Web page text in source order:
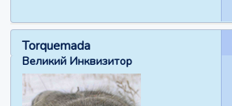
Torquemada
Великий Инквизитор